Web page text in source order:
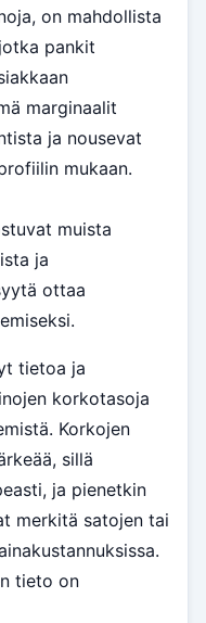
on mahdollista
pankit
marginaalit
ja nousevat
mukaan.
muista
ja
ottaa
tietoa ja
korkotasoja
Korkojen
sillä
ja pienetkin
merkitä satojen tai
tieto on